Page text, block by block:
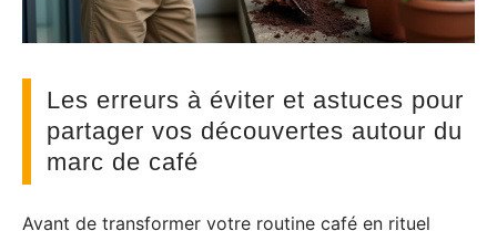
Les erreurs à éviter et astuces pour
partager vos découvertes autour du
marc de café
Avant de transformer votre routine café en rituel